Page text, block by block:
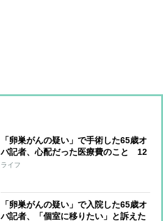
「卵巣がんの疑い」で手術した65歳オ
バ記者、心配だった医療費のこと 12
日間の入院で負担額は？
ライフ
「卵巣がんの疑い」で入院した65歳オ
バ記者、「個室に移りたい」と訴えた